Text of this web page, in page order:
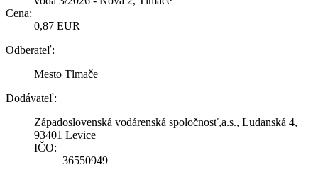
Cena:
0,87 EUR
Odberateľ:
Mesto Tlmače
Dodávateľ:
Západoslovenská vodárenská spoločnosť,a.s., Ludanská 4,
93401 Levice
IČO:
36550949